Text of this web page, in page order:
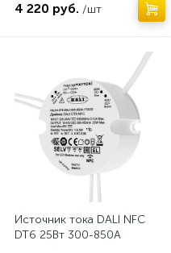
4 220 руб. /шт
Источник тока DALI NFC
DT6 25Вт 300-850А